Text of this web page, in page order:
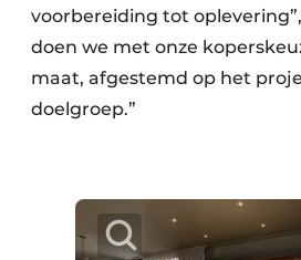
voorbereiding tot
doen we met onze
maat, afgestemd op het
doelgroep.”